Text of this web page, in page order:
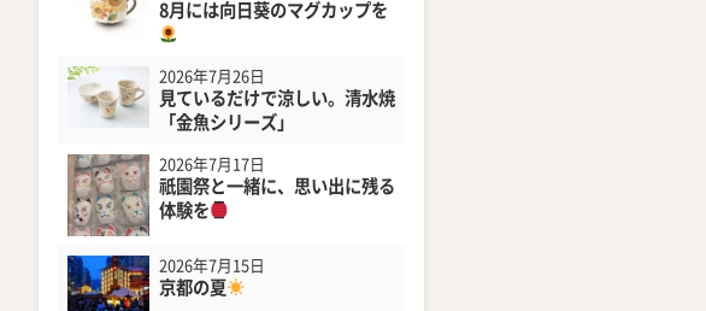
8月には向日葵のマグカップを
2026年7月26日
見ているだけで涼しい。清水焼
「金魚シリーズ」
2026年7月17日
祇園祭と一緒に、思い出に残る
体験を
2026年7月15日
京都の夏